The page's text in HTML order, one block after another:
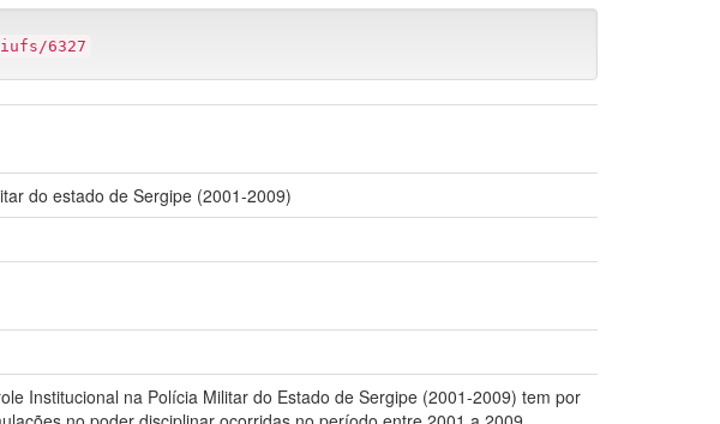
6327
do estado de Sergipe (2001-2009)
Institucional na Polícia Militar do Estado de Sergipe (2001-2009) tem por